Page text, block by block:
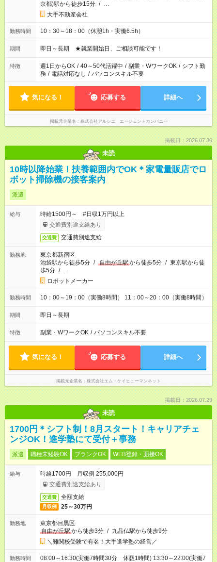
京都)駅から徒歩15分 / …
大手不動産会社
勤務時間 10：30～18：00（休憩1h・実働6.5h）
期間 即日～長期 ★就業開始日、ご相談可能です！
特徴 週1日からOK / 40～50代活躍中 / 副業・WワークOK / シフト勤
務 / 電話対応なし / パソコンスキル不要
気になる！ 応募する 詳細へ
掲載元企業名 株式会社アルシエ エージェントカンパニー
掲載日：2026.07.30
未読
10時以降始業！扶養範囲内でOK＊家電量販店でロ
ボット掃除機の接客案内
派遣
給与
時給1500円～ #日収1万円以上
交通費別途支給あり
交通費 交通費別途支給
勤務地
東京都新宿区
池袋駅から徒歩5分 / 自由が丘駅から徒歩5分 / 東京駅から徒
歩5分 / …
ロボットメーカー
勤務時間 10：00～19：00（実働8時間） 11：00～20：00（実働8時間）
期間 即日～長期
特徴 副業・WワークOK / パソコンスキル不要
気になる！ 応募する 詳細へ
掲載元企業名 株式会社エム・ケイヒューマンネット
掲載日：2026.07.29
未読
1700円＊シフト制！8月スタート！キャリアチェ
ンジOK！進学塾にて受付＋事務
派遣 職種未経験OK ブランクOK WEB登録・面接OK
給与
時給1700円 月収例 255,000円
交通費別途支給あり
交通費 全額支給
月収例 25～30万円
勤務地
東京都目黒区
自由が丘駅から徒歩3分 / 九品仏駅から徒歩9分
＼難関校受験で有名！大手進学塾の経営／
勤務時間
08:00～16:30(実働7時間30分 休憩1時間) 13:30～22:00(実働7